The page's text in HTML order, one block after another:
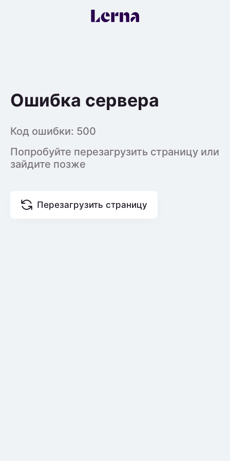
Ошибка сервера
Код ошибки: 500
Попробуйте перезагрузить страницу или
зайдите позже
Перезагрузить страницу